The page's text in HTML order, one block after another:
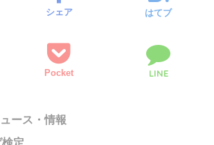
シェア はてブ
Pocket LINE
ース・情報
検定